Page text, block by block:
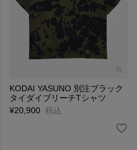
KODAI YASUNO 別注ブラック
タイダイブリーチTシャツ
¥20,900 税込